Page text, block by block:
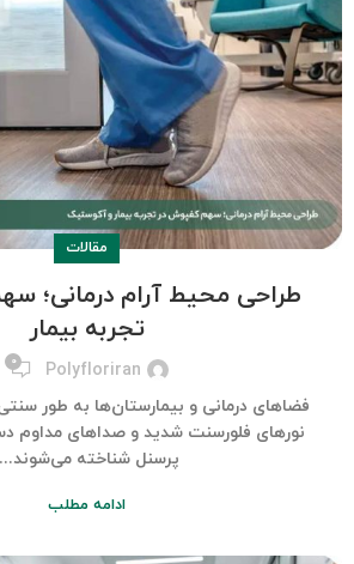
مقالات
طراحی محیط آرام درمانی؛
تجربه بیمار
Polyfloriran ۰
فضاهای درمانی و بیمارستان‌ها به طور
نورهای فلورسنت شدید و صداهای مداوم
پرسنل شناخته
ادامه مطلب